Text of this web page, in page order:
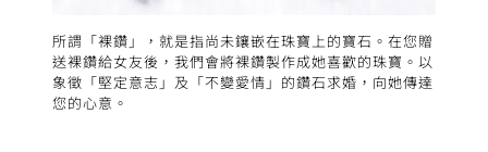
所謂「裸鑽」，就是指尚未鑲嵌在珠寶上的寶石。在您贈
送裸鑽給女友後，我們會將裸鑽製作成她喜歡的珠寶。以
象徵「堅定意志」及「不變愛情」的鑽石求婚，向她傳達
您的心意。